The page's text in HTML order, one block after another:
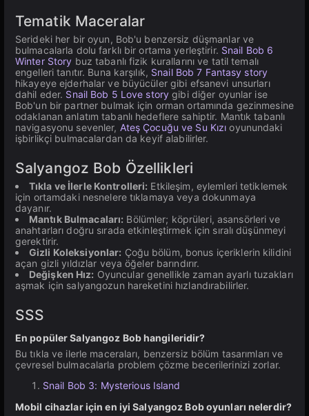
Tematik Maceralar
Serideki her bir oyun, Bob'u benzersiz düşmanlar ve
bulmacalarla dolu farklı bir ortama yerleştirir. Snail Bob 6
Winter Story buz tabanlı fizik kurallarını ve tatil temalı
engelleri tanıtır. Buna karşılık, Snail Bob 7 Fantasy story
hikayeye ejderhalar ve büyücüler gibi efsanevi unsurları
dahil eder. Snail Bob 5 Love story gibi diğer oyunlar ise
Bob'un bir partner bulmak için orman ortamında gezinmesine
odaklanan anlatım tabanlı hedeflere sahiptir. Mantık tabanlı
navigasyonu sevenler, Ateş Çocuğu ve Su Kızı oyunundaki
işbirlikçi bulmacalardan da keyif alabilirler.
Salyangoz Bob Özellikleri
Tıkla ve İlerle Kontrolleri: Etkileşim, eylemleri tetiklemek
için ortamdaki nesnelere tıklamaya veya dokunmaya
dayanır.
Mantık Bulmacaları: Bölümler; köprüleri, asansörleri ve
anahtarları doğru sırada etkinleştirmek için sıralı düşünmeyi
gerektirir.
Gizli Koleksiyonlar: Çoğu bölüm, bonus içeriklerin kilidini
açan gizli yıldızlar veya öğeler barındırır.
Değişken Hız: Oyuncular genellikle zaman ayarlı tuzakları
aşmak için salyangozun hareketini hızlandırabilirler.
SSS
En popüler Salyangoz Bob hangileridir?
Bu tıkla ve ilerle maceraları, benzersiz bölüm tasarımları ve
çevresel bulmacalarla problem çözme becerilerinizi zorlar.
Snail Bob 3: Mysterious Island
Mobil cihazlar için en iyi Salyangoz Bob oyunları nelerdir?